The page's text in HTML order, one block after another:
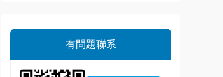
有問題聯系